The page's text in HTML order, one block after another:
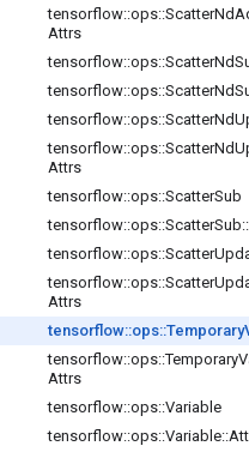
tensorflow::ops::ScatterNd
Attrs
tensorflow::ops::ScatterNd
tensorflow::ops::ScatterNd
tensorflow::ops::ScatterNd
tensorflow::ops::ScatterNd
Attrs
tensorflow::ops::ScatterSub
tensorflow::ops::ScatterSub::
tensorflow::ops::Scatter
tensorflow::ops::Scatter
Attrs
tensorflow::ops::Temporary
tensorflow::ops::Temporary
Attrs
tensorflow::ops::Variable
tensorflow::ops::Variable::